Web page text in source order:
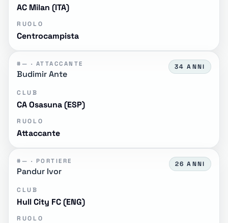
AC Milan (ITA)
RUOLO
Centrocampista
#— · ATTACCANTE
Budimir Ante
34 ANNI
CLUB
CA Osasuna (ESP)
RUOLO
Attaccante
#— · PORTIERE
Pandur Ivor
26 ANNI
CLUB
Hull City FC (ENG)
RUOLO